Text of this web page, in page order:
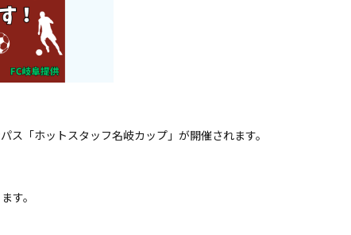
「ホットスタッフ名岐カップ」が開催されます。
す。